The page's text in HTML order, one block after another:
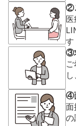
②
す
③
④
の